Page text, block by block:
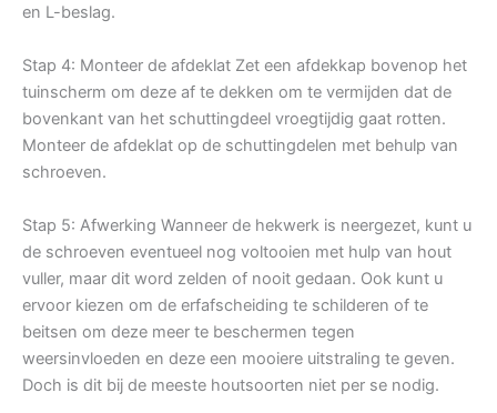
en L-beslag.
Stap 4: Monteer de afdeklat Zet een afdekkap bovenop het
tuinscherm om deze af te dekken om te vermijden dat de
bovenkant van het schuttingdeel vroegtijdig gaat rotten.
Monteer de afdeklat op de schuttingdelen met behulp van
schroeven.
Stap 5: Afwerking Wanneer de hekwerk is neergezet, kunt u
de schroeven eventueel nog voltooien met hulp van hout
vuller, maar dit word zelden of nooit gedaan. Ook kunt u
ervoor kiezen om de erfafscheiding te schilderen of te
beitsen om deze meer te beschermen tegen
weersinvloeden en deze een mooiere uitstraling te geven.
Doch is dit bij de meeste houtsoorten niet per se nodig.